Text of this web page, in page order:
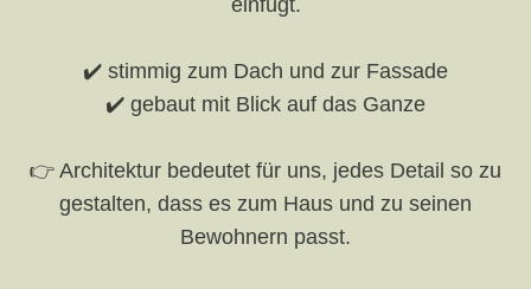
einfügt.
✔️ stimmig zum Dach und zur Fassade
✔️ gebaut mit Blick auf das Ganze
👉 Architektur bedeutet für uns, jedes Detail so zu
gestalten, dass es zum Haus und zu seinen
Bewohnern passt.